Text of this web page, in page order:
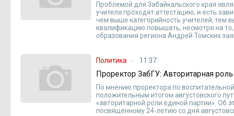
Проблемой для Забайкальского края
учителя проходят аттестацию, и есть
чем выше категорийность учителей, тем
квалификацию повышать, несмотря на то,
образования региона Андрей Томских
Политика 11:37
Проректор ЗабГУ: Авторитарная
По мнению проректора по
положительным итогом августовского
«авторитарной роли единой партии». Об
посвященному 24-летию со дня